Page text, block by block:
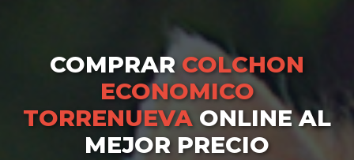
COMPRAR COLCHON
ECONOMICO
TORRENUEVA ONLINE AL
MEJOR PRECIO